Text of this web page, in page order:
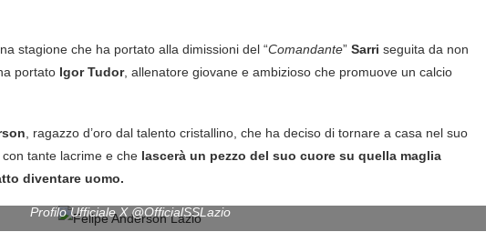
stagione che ha portato alla dimissioni del “Comandante” Sarri seguita da non
portato Igor Tudor, allenatore giovane e ambizioso che promuove un calcio
, ragazzo d’oro dal talento cristallino, che ha deciso di tornare a casa nel suo
con tante lacrime e che lascerà un pezzo del suo cuore su quella maglia
diventare uomo.
Profilo Ufficiale X @OfficialSSLazio